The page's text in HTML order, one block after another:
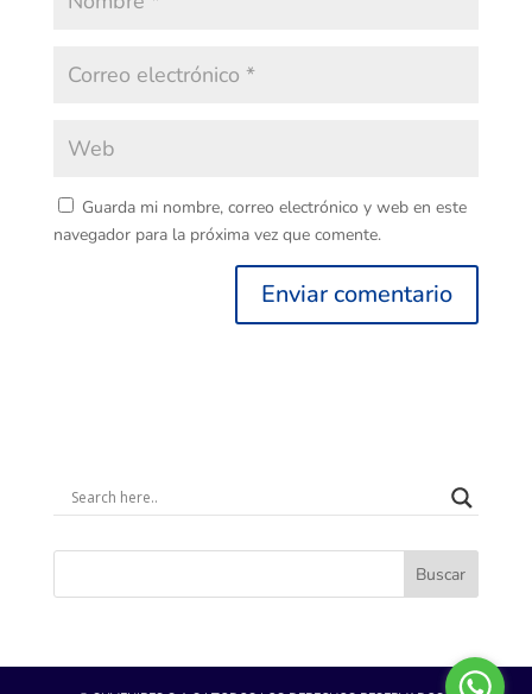
Guarda mi nombre, correo electrónico y web en este
navegador para la próxima vez que comente.
Buscar